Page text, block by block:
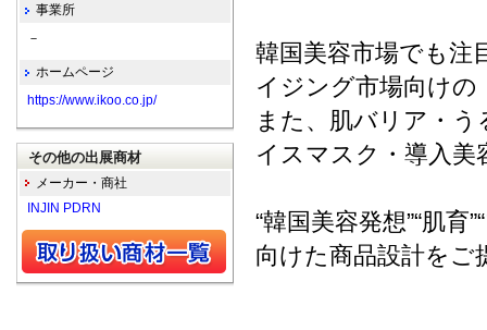
韓国美容市場でも注
イジング市場向け
また、肌バリア・
イスマスク・導入美
“韓国美容発想”“肌
向けた商品設計をご
事業所
－
ホームページ
https://www.ikoo.co.jp/
その他の出展商材
メーカー・商社
INJIN PDRN